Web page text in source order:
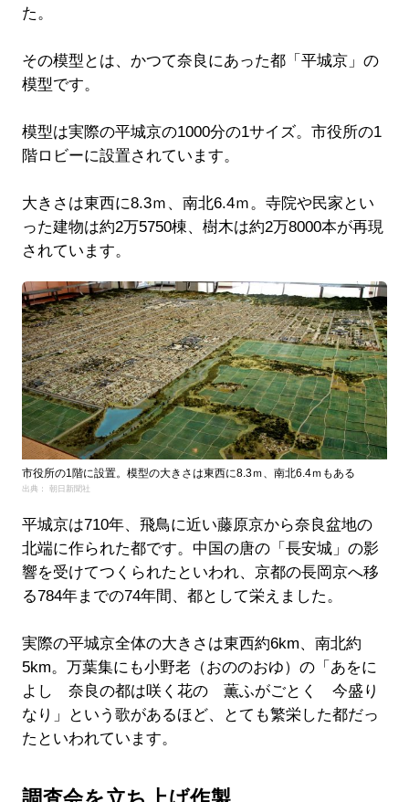
た。
その模型とは、かつて奈良にあった都「平城京」の
模型です。
模型は実際の平城京の1000分の1サイズ。市役所の1
階ロビーに設置されています。
大きさは東西に8.3ｍ、南北6.4ｍ。寺院や民家とい
った建物は約2万5750棟、樹木は約2万8000本が再現
されています。
市役所の1階に設置。模型の大きさは東西に8.3ｍ、南北6.4ｍもある
出典： 朝日新聞社
平城京は710年、飛鳥に近い藤原京から奈良盆地の
北端に作られた都です。中国の唐の「長安城」の影
響を受けてつくられたといわれ、京都の長岡京へ移
る784年までの74年間、都として栄えました。
実際の平城京全体の大きさは東西約6km、南北約
5km。万葉集にも小野老（おののおゆ）の「あをに
よし 奈良の都は咲く花の 薫ふがごとく 今盛り
なり」という歌があるほど、とても繁栄した都だっ
たといわれています。